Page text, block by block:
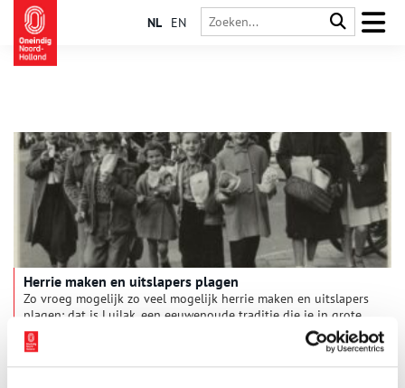
NL EN
Herrie maken en uitslapers plagen
Zo vroeg mogelijk zo veel mogelijk herrie maken en uitslapers
plagen: dat is Luilak, een eeuwenoude traditie die je in grote
delen van Noord-Holland terugziet.